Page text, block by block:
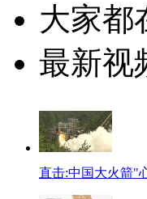
大家都
最新视
直击:中国大火箭"